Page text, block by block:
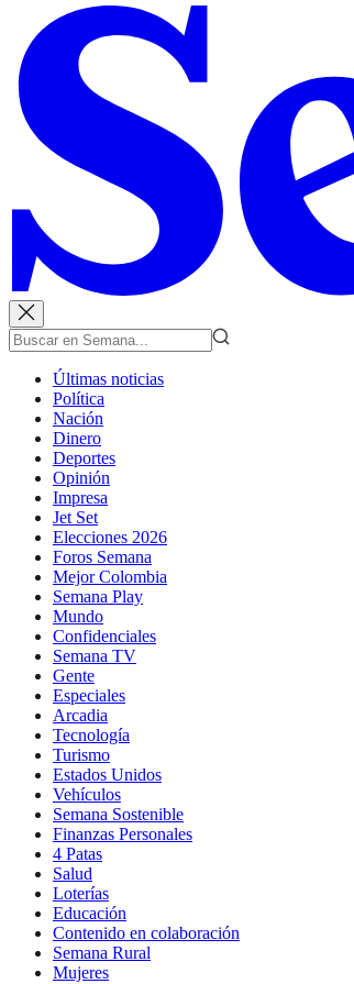
Últimas noticias
Política
Nación
Dinero
Deportes
Opinión
Impresa
Jet Set
Elecciones 2026
Foros Semana
Mejor Colombia
Semana Play
Mundo
Confidenciales
Semana TV
Gente
Especiales
Arcadia
Tecnología
Turismo
Estados Unidos
Vehículos
Semana Sostenible
Finanzas Personales
4 Patas
Salud
Loterías
Educación
Contenido en colaboración
Semana Rural
Mujeres